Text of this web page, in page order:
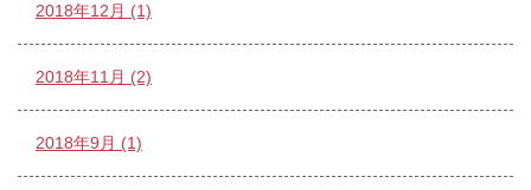
2018年12月 (1)
2018年11月 (2)
2018年9月 (1)